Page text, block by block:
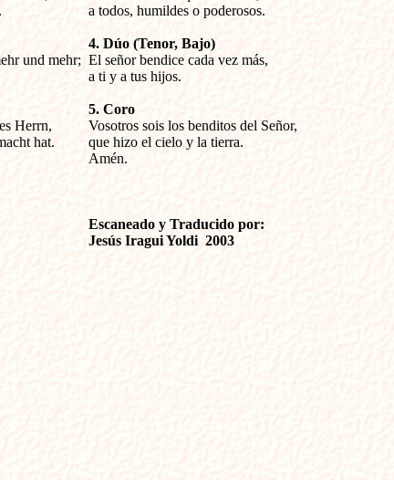
und mehr;
Herrn,
hat.
a todos, humildes o poderosos.
4. Dúo (Tenor, Bajo)
El señor bendice cada vez más,
a ti y a tus hijos.
5. Coro
Vosotros sois los benditos del Señor,
que hizo el cielo y la tierra.
Amén.
Escaneado y Traducido por:
Jesús Iragui Yoldi  2003